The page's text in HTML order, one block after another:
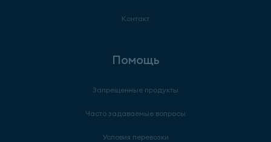
Контакт
Помощь
Запрещенные продукты
Часто задаваемые вопросы
Условия перевозки